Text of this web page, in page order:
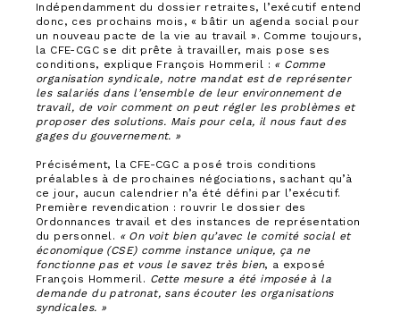
Indépendamment du dossier retraites, l’exécutif entend
donc, ces prochains mois, « bâtir un agenda social pour
un nouveau pacte de la vie au travail ». Comme toujours,
la CFE-CGC se dit prête à travailler, mais pose ses
conditions, explique François Hommeril : « Comme
organisation syndicale, notre mandat est de représenter
les salariés dans l’ensemble de leur environnement de
travail, de voir comment on peut régler les problèmes et
proposer des solutions. Mais pour cela, il nous faut des
gages du gouvernement. »
Précisément, la CFE-CGC a posé trois conditions
préalables à de prochaines négociations, sachant qu’à
ce jour, aucun calendrier n’a été défini par l’exécutif.
Première revendication : rouvrir le dossier des
Ordonnances travail et des instances de représentation
du personnel. « On voit bien qu’avec le comité social et
économique (CSE) comme instance unique, ça ne
fonctionne pas et vous le savez très bien, a exposé
François Hommeril. Cette mesure a été imposée à la
demande du patronat, sans écouter les organisations
syndicales. »